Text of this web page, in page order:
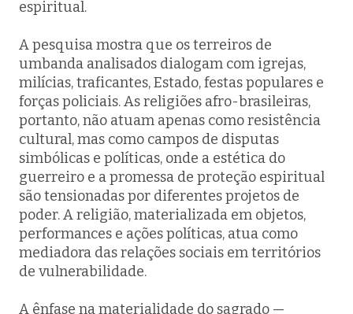
espiritual.
A pesquisa mostra que os terreiros de
umbanda analisados dialogam com igrejas,
milícias, traficantes, Estado, festas populares e
forças policiais. As religiões afro-brasileiras,
portanto, não atuam apenas como resistência
cultural, mas como campos de disputas
simbólicas e políticas, onde a estética do
guerreiro e a promessa de proteção espiritual
são tensionadas por diferentes projetos de
poder. A religião, materializada em objetos,
performances e ações políticas, atua como
mediadora das relações sociais em territórios
de vulnerabilidade.
A ênfase na materialidade do sagrado —